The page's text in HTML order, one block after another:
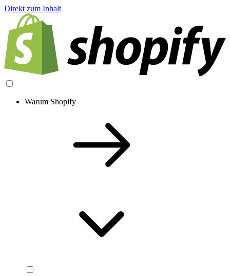
Direkt zum Inhalt
Warum Shopify